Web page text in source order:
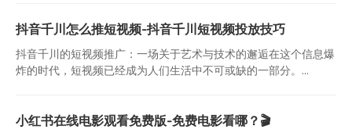
抖音千川怎么推短视频-抖音千川短视频投放技巧
抖音千川的短视频推广：一场关于艺术与技术的邂逅在这个信息爆
炸的时代，短视频已经成为人们生活中不可或缺的一部分。...
小红书在线电影观看免费版-免费电影看哪？🎬